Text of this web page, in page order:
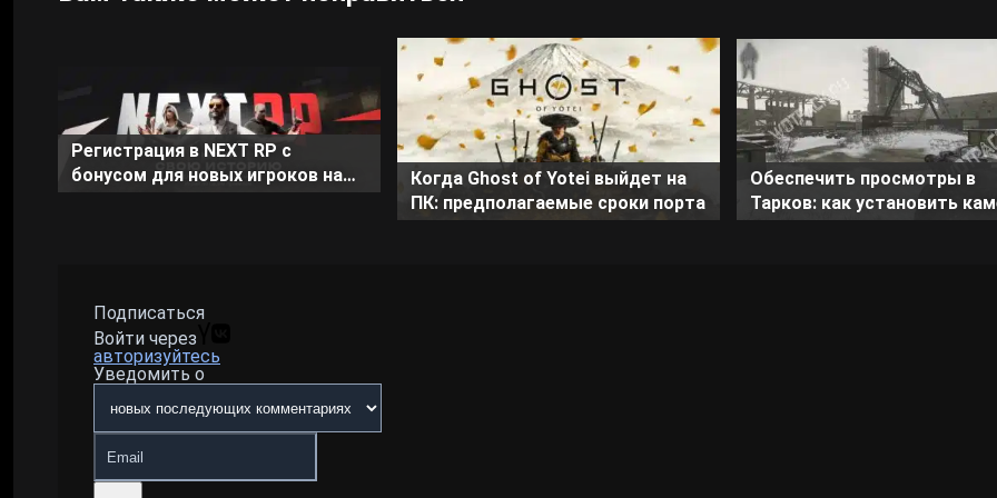
Регистрация в NEXT RP с
бонусом для новых игроков на
Когда Ghost of Yotei выйдет на
ПК: предполагаемые сроки порта
Обеспечить просмотры в
Тарков: как установить
на локации Таможня
Подписаться
Войти через
авторизуйтесь
Уведомить о